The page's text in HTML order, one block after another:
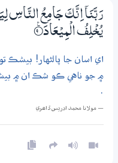
رَبَّنَآ اِنَّكَ جَامِعُ النَّاسِ
يُـخْلِفُ الْمِيْعَادَ 9‏۝ۧ
اي اسان جا پالڻهار! بيشڪ
۾ جو ناهي ڪو شڪ ان ۾
.
— مولانا محمد ادريس ڏاھري